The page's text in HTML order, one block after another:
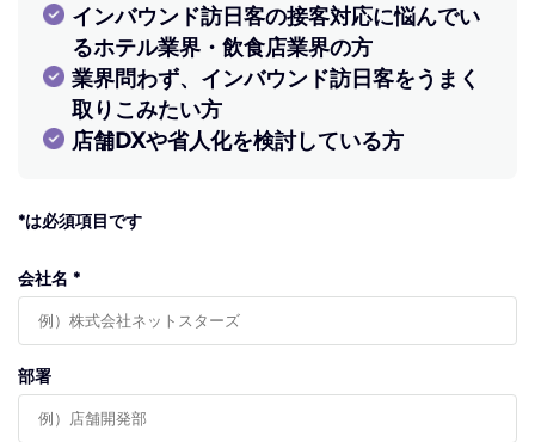
インバウンド訪日客の接客対応に悩んでい
るホテル業界・飲食店業界の方
業界問わず、インバウンド訪日客をうまく
取りこみたい方
店舗DXや省人化を検討している方
*は必須項目です
会社名 *
部署